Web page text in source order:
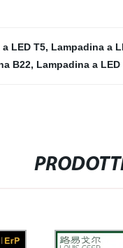
LED T5, Lampadina a
B22, Lampadina a